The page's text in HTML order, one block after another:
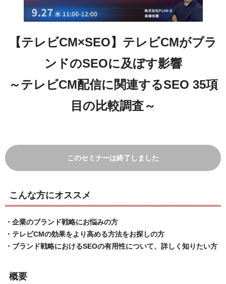
【テレビCM×SEO】テレビCMがブラ
ンドのSEOに及ぼす影響
～テレビCM配信に関連するSEO 35項
目の比較調査～
このセミナーは終了しました
こんな方にオススメ
・企業のブランド戦略にお悩みの方
・テレビCMの効果をより高める方法をお探しの方
・ブランド戦略におけるSEOの有用性について、詳しく知りたい方
概要